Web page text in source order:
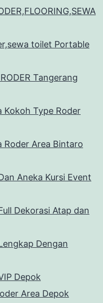
toilet Portable
Tangerang
Kokoh Type Roder
Roder Area Bintaro
Aneka Kursi Event
Dekorasi Atap dan
Dengan
Depok
Area Depok